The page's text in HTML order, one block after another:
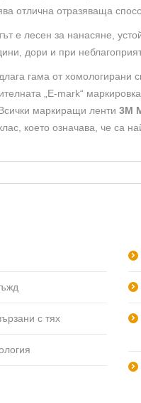
отлична отразяваща
е лесен за нанасяне,
дори и при
гама от хомологирани
„E-mark“
Всички маркиращи ленти 3M
което означава, че са
с тях